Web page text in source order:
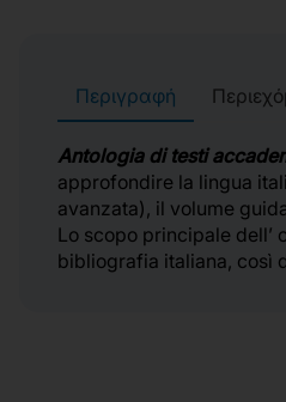
Περιγραφή
Antologia di testi
approfondire la lingua
avanzata), il volume
Lo scopo principale dell’
bibliografia italiana, così